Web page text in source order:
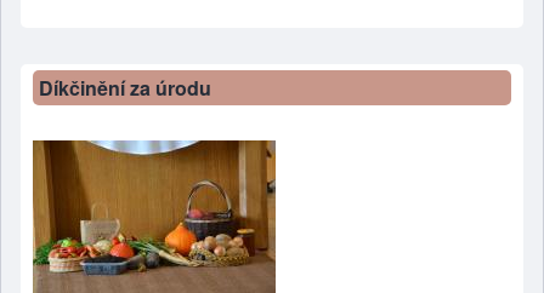
Díkčinění za úrodu